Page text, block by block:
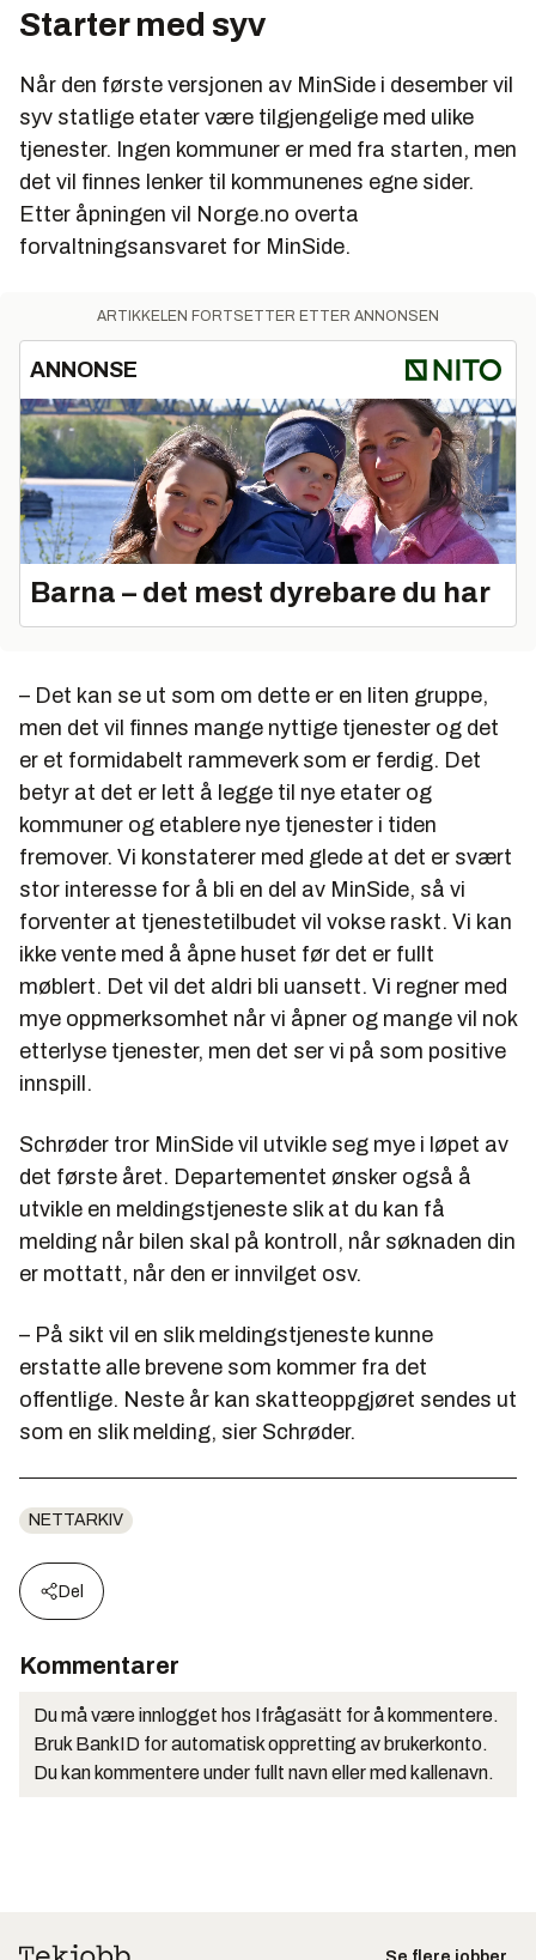
Starter med syv
Når den første versjonen av MinSide i desember vil
syv statlige etater være tilgjengelige med ulike
tjenester. Ingen kommuner er med fra starten, men
det vil finnes lenker til kommunenes egne sider.
Etter åpningen vil Norge.no overta
forvaltningsansvaret for MinSide.
ARTIKKELEN FORTSETTER ETTER ANNONSEN
ANNONSE
Barna – det mest dyrebare du har
– Det kan se ut som om dette er en liten gruppe,
men det vil finnes mange nyttige tjenester og det
er et formidabelt rammeverk som er ferdig. Det
betyr at det er lett å legge til nye etater og
kommuner og etablere nye tjenester i tiden
fremover. Vi konstaterer med glede at det er svært
stor interesse for å bli en del av MinSide, så vi
forventer at tjenestetilbudet vil vokse raskt. Vi kan
ikke vente med å åpne huset før det er fullt
møblert. Det vil det aldri bli uansett. Vi regner med
mye oppmerksomhet når vi åpner og mange vil nok
etterlyse tjenester, men det ser vi på som positive
innspill.
Schrøder tror MinSide vil utvikle seg mye i løpet av
det første året. Departementet ønsker også å
utvikle en meldingstjeneste slik at du kan få
melding når bilen skal på kontroll, når søknaden din
er mottatt, når den er innvilget osv.
– På sikt vil en slik meldingstjeneste kunne
erstatte alle brevene som kommer fra det
offentlige. Neste år kan skatteoppgjøret sendes ut
som en slik melding, sier Schrøder.
NETTARKIV
Del
Kommentarer
Du må være innlogget hos Ifrågasätt for å kommentere.
Bruk BankID for automatisk oppretting av brukerkonto.
Du kan kommentere under fullt navn eller med kallenavn.